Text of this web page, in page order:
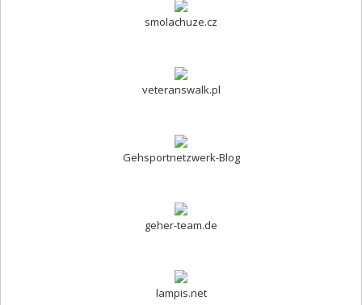
smolachuze.cz
veteranswalk.pl
Gehsportnetzwerk-Blog
geher-team.de
lampis.net